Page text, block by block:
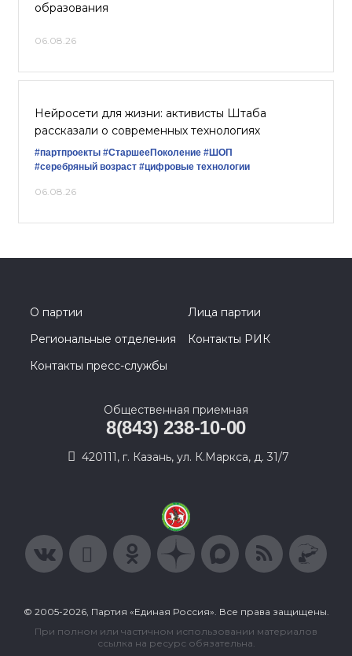
образования
06.08.26
Нейросети для жизни: активисты Штаба
рассказали о современных технологиях
#партпроекты #СтаршееПоколение #ШОП
#серебряный возраст #цифровые технологии
06.08.26
О партии
Лица партии
Региональные отделения
Контакты РИК
Контакты пресс-службы
Общественная приемная
8(843) 238-10-00
420111, г. Казань, ул. К.Маркса, д. 31/7
© 2005-2026, Партия «Единая Россия». Все права защищены.
При полном или частичном использовании материалов
ссылка на ресурс обязательна.